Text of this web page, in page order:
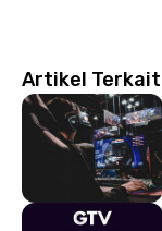
Artikel Terkait